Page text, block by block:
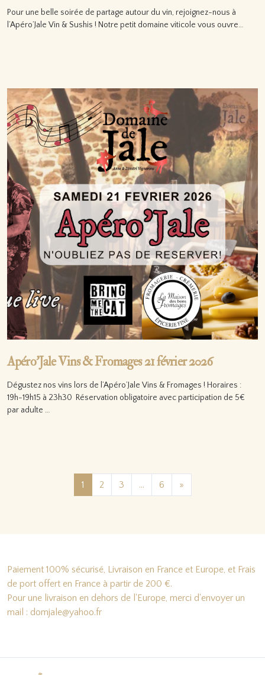
Pour une belle soirée de partage autour du vin, rejoignez-nous à
l’Apéro’Jale Vin & Sushis ! Notre petit domaine viticole vous ouvre…
Apéro’Jale Vins & Fromages 21 février 2026
Dégustez nos vins lors de l’Apéro’Jale Vins & Fromages ! Horaires :
19h-19h15 à 23h30 Réservation obligatoire avec participation de 5€
par adulte …
Posts navigation
1 2 3 … 6 »
Paiement 100% sécurisé, Livraison en France et Europe, et Frais
de port offert en France à partir de 200 €.
Pour une livraison en dehors de l'Europe, merci d'envoyer un
mail : domjale@yahoo.fr